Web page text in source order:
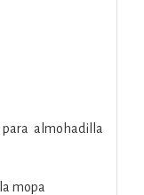
almohadilla
mopa